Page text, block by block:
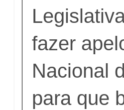
fazer
Nacional
para que